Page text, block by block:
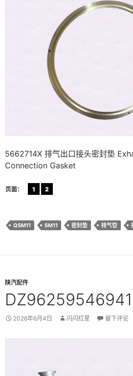
5662714X 排气出口接头密封垫
Connection Gasket
页面： 1 2
QSM11 SM11 密封垫 排气管
陕汽配件
DZ96259546941
2026年6月4日 闪闪红星 留下评论